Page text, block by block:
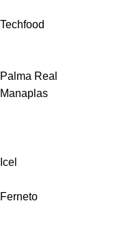
Techfood
Palma Real
Manaplas
Icel
Ferneto